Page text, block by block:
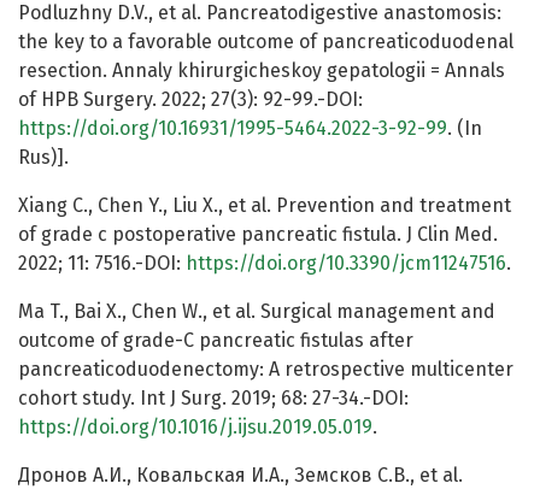
Podluzhny D.V., et al. Pancreatodigestive anastomosis:
the key to a favorable outcome of pancreaticoduodenal
resection. Annaly khirurgicheskoy gepatologii = Annals
of HPB Surgery. 2022; 27(3): 92-99.-DOI:
https://doi.org/10.16931/1995-5464.2022-3-92-99. (In
Rus)].
Xiang C., Chen Y., Liu X., et al. Prevention and treatment
of grade c postoperative pancreatic fistula. J Clin Med.
2022; 11: 7516.-DOI: https://doi.org/10.3390/jcm11247516.
Ma T., Bai X., Chen W., et al. Surgical management and
outcome of grade-C pancreatic fistulas after
pancreaticoduodenectomy: A retrospective multicenter
cohort study. Int J Surg. 2019; 68: 27-34.-DOI:
https://doi.org/10.1016/j.ijsu.2019.05.019.
Дронов А.И., Ковальская И.А., Земсков С.В., et al.